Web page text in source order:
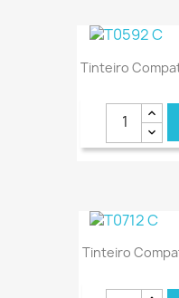
Tinteiro
Tinteiro